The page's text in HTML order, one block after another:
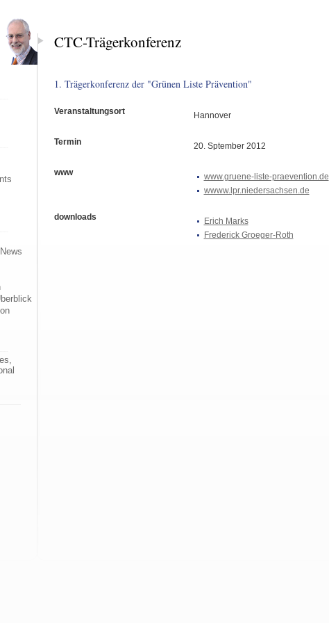
CTC-Trägerkonferenz
1. Trägerkonferenz der "Grünen Liste Prävention"
Veranstaltungsort Hannover
Termin 20. Sptember 2012
www
www.gruene-liste-praevention.de
wwww.lpr.niedersachsen.de
downloads
Erich Marks
Frederick Groeger-Roth